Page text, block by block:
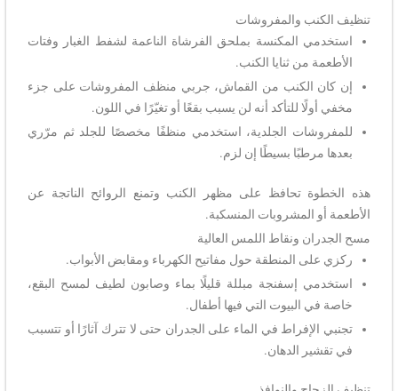
تنظيف الكنب والمفروشات
استخدمي المكنسة بملحق الفرشاة الناعمة لشفط الغبار وفتات
الأطعمة من ثنايا الكنب.
إن كان الكنب من القماش، جربي منظف المفروشات على جزء
مخفي أولًا للتأكد أنه لن يسبب بقعًا أو تغيّرًا في اللون.
للمفروشات الجلدية، استخدمي منظفًا مخصصًا للجلد ثم مرّري
بعدها مرطبًا بسيطًا إن لزم.
هذه الخطوة تحافظ على مظهر الكنب وتمنع الروائح الناتجة عن
الأطعمة أو المشروبات المنسكبة.
مسح الجدران ونقاط اللمس العالية
ركزي على المنطقة حول مفاتيح الكهرباء ومقابض الأبواب.
استخدمي إسفنجة مبللة قليلًا بماء وصابون لطيف لمسح البقع،
خاصة في البيوت التي فيها أطفال.
تجنبي الإفراط في الماء على الجدران حتى لا تترك آثارًا أو تتسبب
في تقشير الدهان.